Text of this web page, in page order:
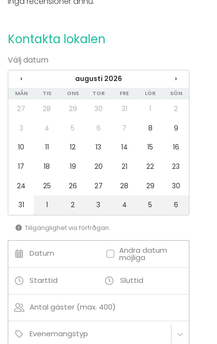
Kauttamme myös kaikki korkealaatuisina
toteutuksina:
* tilajärjestelyt
* tarjoilut
* tekniikka
* oheisohjelmat
* valo- ja videokuvaus
Tilläggsuppgifter om aktiviteter
Yli 140 fiksua, korkeatasoista teambuilding-
illallisten oheisohjelmaa kaikkialla Suomessa, myös
ulkomailla.
Kontakta lokalen
Välj datum
‹ augusti 2026 ›
MÅN TIS ONS TOR FRE LÖR SÖN
27 28 29 30 31 1
2
3
4 5 6 7 8
9
10
11 12 13 14 15
16
17
18 19 20 21 22
23
24
25 26 27 28 29
30
31
1 2 3 4 5 6
Tillgänglighet via förfrågan
Datum Andra datum
möjliga
Starttid Sluttid
Antal gäster (max. 400)
Evenemangstyp